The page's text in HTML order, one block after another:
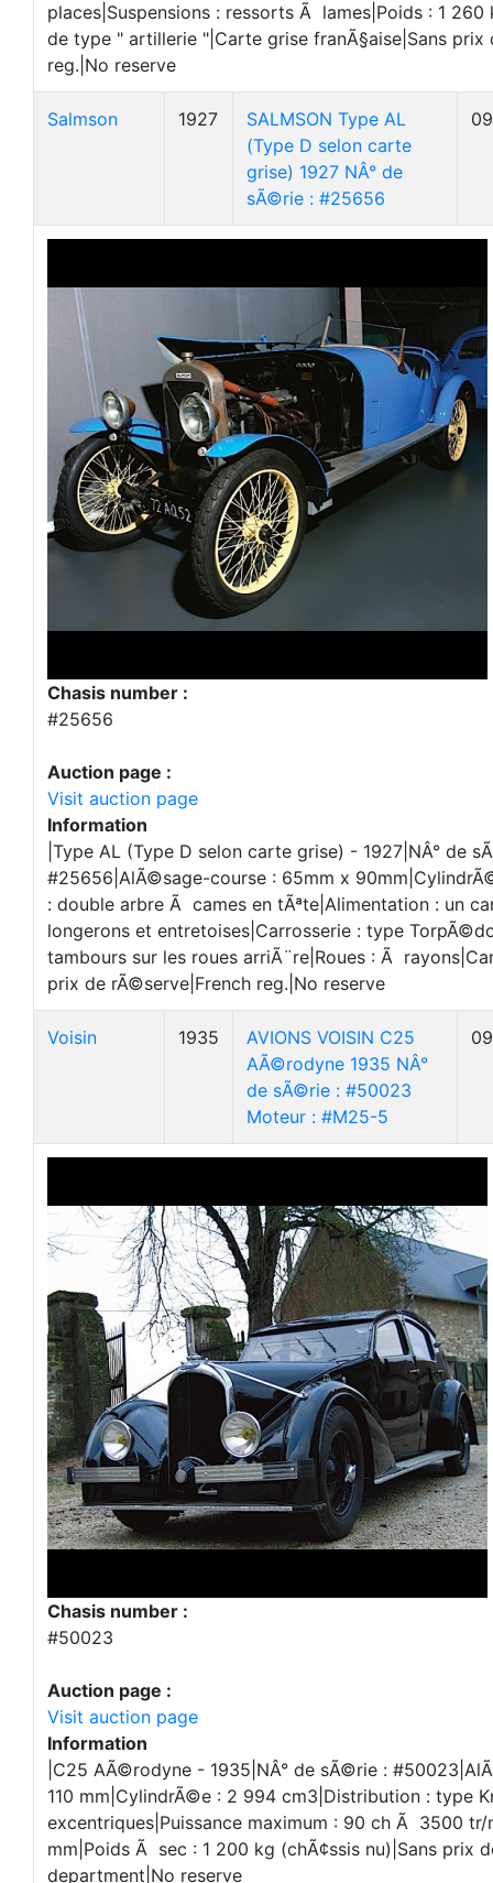
places|Suspensions : ressorts Ã lames|Poids : 1
de type " artillerie "|Carte grise franÃ§aise|Sans prix
reg.|No reserve
Salmson 1927
SALMSON Type AL
(Type D selon carte
grise) 1927 NÂ° de
sÃ©rie : #25656
Chasis number :
#25656
Auction page :
Visit auction page
Information
|Type AL (Type D selon carte grise) - 1927|NÂ° de
#25656|AlÃ©sage-course : 65mm x
: double arbre Ã cames en tÃªte|Alimentation : un
longerons et entretoises|Carrosserie : type
tambours sur les roues arriÃ¨re|Roues : Ã
prix de rÃ©serve|French reg.|No reserve
Voisin 1935
AVIONS VOISIN C25
AÃ©rodyne 1935 NÂ°
de sÃ©rie : #50023
Moteur : #M25-5
Chasis number :
#50023
Auction page :
Visit auction page
Information
|C25 AÃ©rodyne - 1935|NÂ° de sÃ©rie :
110 mm|CylindrÃ©e : 2 994 cm3|Distribution : type
excentriques|Puissance maximum : 90 ch Ã 3500
mm|Poids Ã sec : 1 200 kg (chÃ¢ssis nu)|Sans prix
department|No reserve